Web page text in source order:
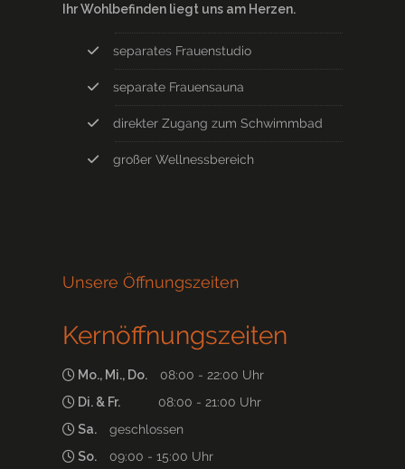
Ihr Wohlbefinden liegt uns am Herzen.
separates Frauenstudio
separate Frauensauna
direkter Zugang zum Schwimmbad
großer Wellnessbereich
Unsere Öffnungszeiten
Kernöffnungszeiten
Mo., Mi., Do.
08:00 - 22:00 Uhr
Di. & Fr.
08:00 - 21:00 Uhr
Sa.
geschlossen
So.
09:00 - 15:00 Uhr